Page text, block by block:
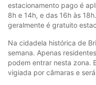
estacionamento pago é
8h e 14h, e das 16h às
geralmente é gratuito
Na cidadela histórica de
semana. Apenas
podem entrar nesta zona.
vigiada por câmaras e